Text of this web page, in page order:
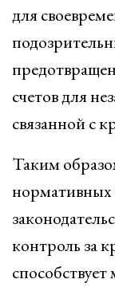
для
счетов для
связанной с
Таким
нормативных
контроль за